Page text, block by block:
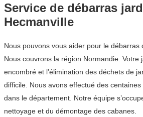
Service de débarras
Hecmanville
Nous pouvons vous aider pour le débarras
Nous couvrons la région Normandie. Votre
encombré et l’élimination des déchets de
difficile. Nous avons effectué des
dans le département. Notre équipe
nettoyage et du démontage des cabanes.